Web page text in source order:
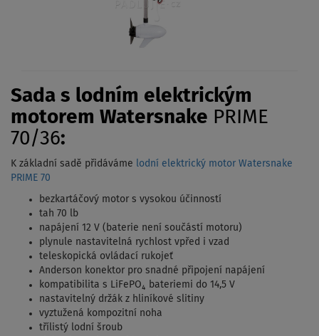
Sada s lodním elektrickým
motorem Watersnake PRIME
70/36:
K základní sadě přidáváme lodní elektrický motor Watersnake
PRIME 70
bezkartáčový motor s vysokou účinností
tah 70 lb
napájení 12 V (baterie není součástí motoru)
plynule nastavitelná rychlost vpřed i vzad
teleskopická ovládací rukojeť
Anderson konektor pro snadné připojení napájení
kompatibilita s LiFePO₄ bateriemi do 14,5 V
nastavitelný držák z hliníkové slitiny
vyztužená kompozitní noha
třílistý lodní šroub